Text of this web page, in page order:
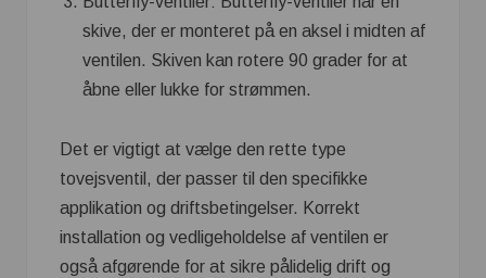
skive, der er monteret på en aksel i midten af
ventilen. Skiven kan rotere 90 grader for at
åbne eller lukke for strømmen.
Det er vigtigt at vælge den rette type
tovejsventil, der passer til den specifikke
applikation og driftsbetingelser. Korrekt
installation og vedligeholdelse af ventilen er
også afgørende for at sikre pålidelig drift og